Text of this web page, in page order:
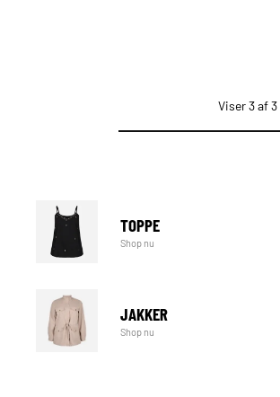
Viser 3 af
TOPPE
Shop nu
JAKKER
Shop nu